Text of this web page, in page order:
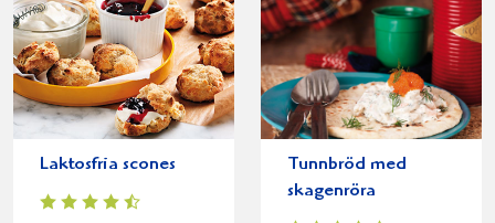
Laktosfria scones
Tunnbröd med
skagenröra